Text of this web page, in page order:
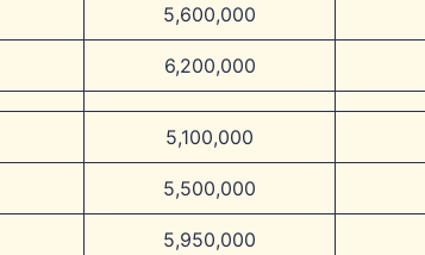
5,600,000
6,200,000
5,100,000
5,500,000
5,950,000